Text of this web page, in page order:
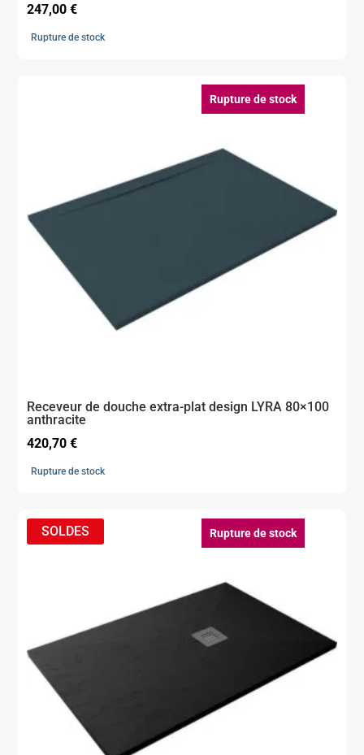
247,00€
Rupture de stock
Rupture de stock
Receveur de douche extra-plat design LYRA 80×100
anthracite
420,70€
Rupture de stock
Rupture de stock